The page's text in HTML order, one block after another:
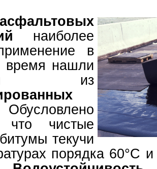
асфальтовых
наиболее
в
время нашли
из
чистые
текучи
порядка 60°С